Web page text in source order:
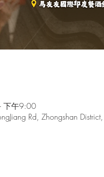
下午9:00
Rd, Zhongshan